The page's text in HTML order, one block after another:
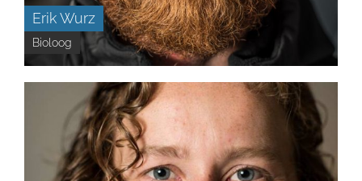
Erik Wurz
Bioloog